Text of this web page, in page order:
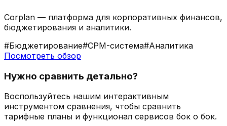
Corplan — платформа для корпоративных финансов,
бюджетирования и аналитики.
#Бюджетирование#CPM-система#Аналитика
Посмотреть обзор
Нужно сравнить детально?
Воспользуйтесь нашим интерактивным
инструментом сравнения, чтобы сравнить
тарифные планы и функционал сервисов бок о бок.